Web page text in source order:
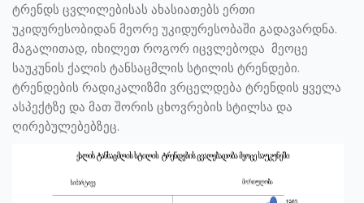
ტრენდს ცვლილებისას ახასიათებს ერთი
უკიდურესობიდან მეორე უკიდურესობაში გადავარდნა.
მაგალითად, იხილეთ როგორ იცვლებოდა მეოცე
საუკუნის ქალის ტანსაცმლის სტილის ტრენდები.
ტრენდების რადიკალიზმი ვრცელდება ტრენდის ყველა
ასპექტზე და მათ შორის ცხოვრების სტილსა და
ღირებულებებზეც.